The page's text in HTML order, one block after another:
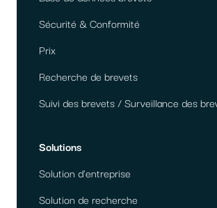
Sécurité & Conformité
Prix
Recherche de brevets
Suivi des brevets / Surveillance des
Solutions
Solution d'entreprise
Solution de recherche